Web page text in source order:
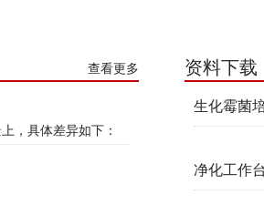
查看更多
，具体差异如下：
资料下载
生化霉菌
净化工作